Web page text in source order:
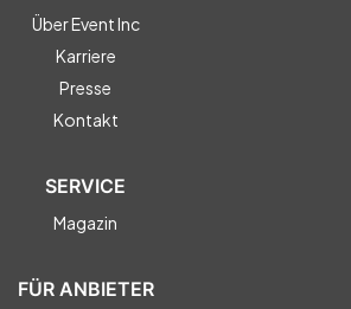
Über Event Inc
Karriere
Presse
Kontakt
SERVICE
Magazin
FÜR ANBIETER